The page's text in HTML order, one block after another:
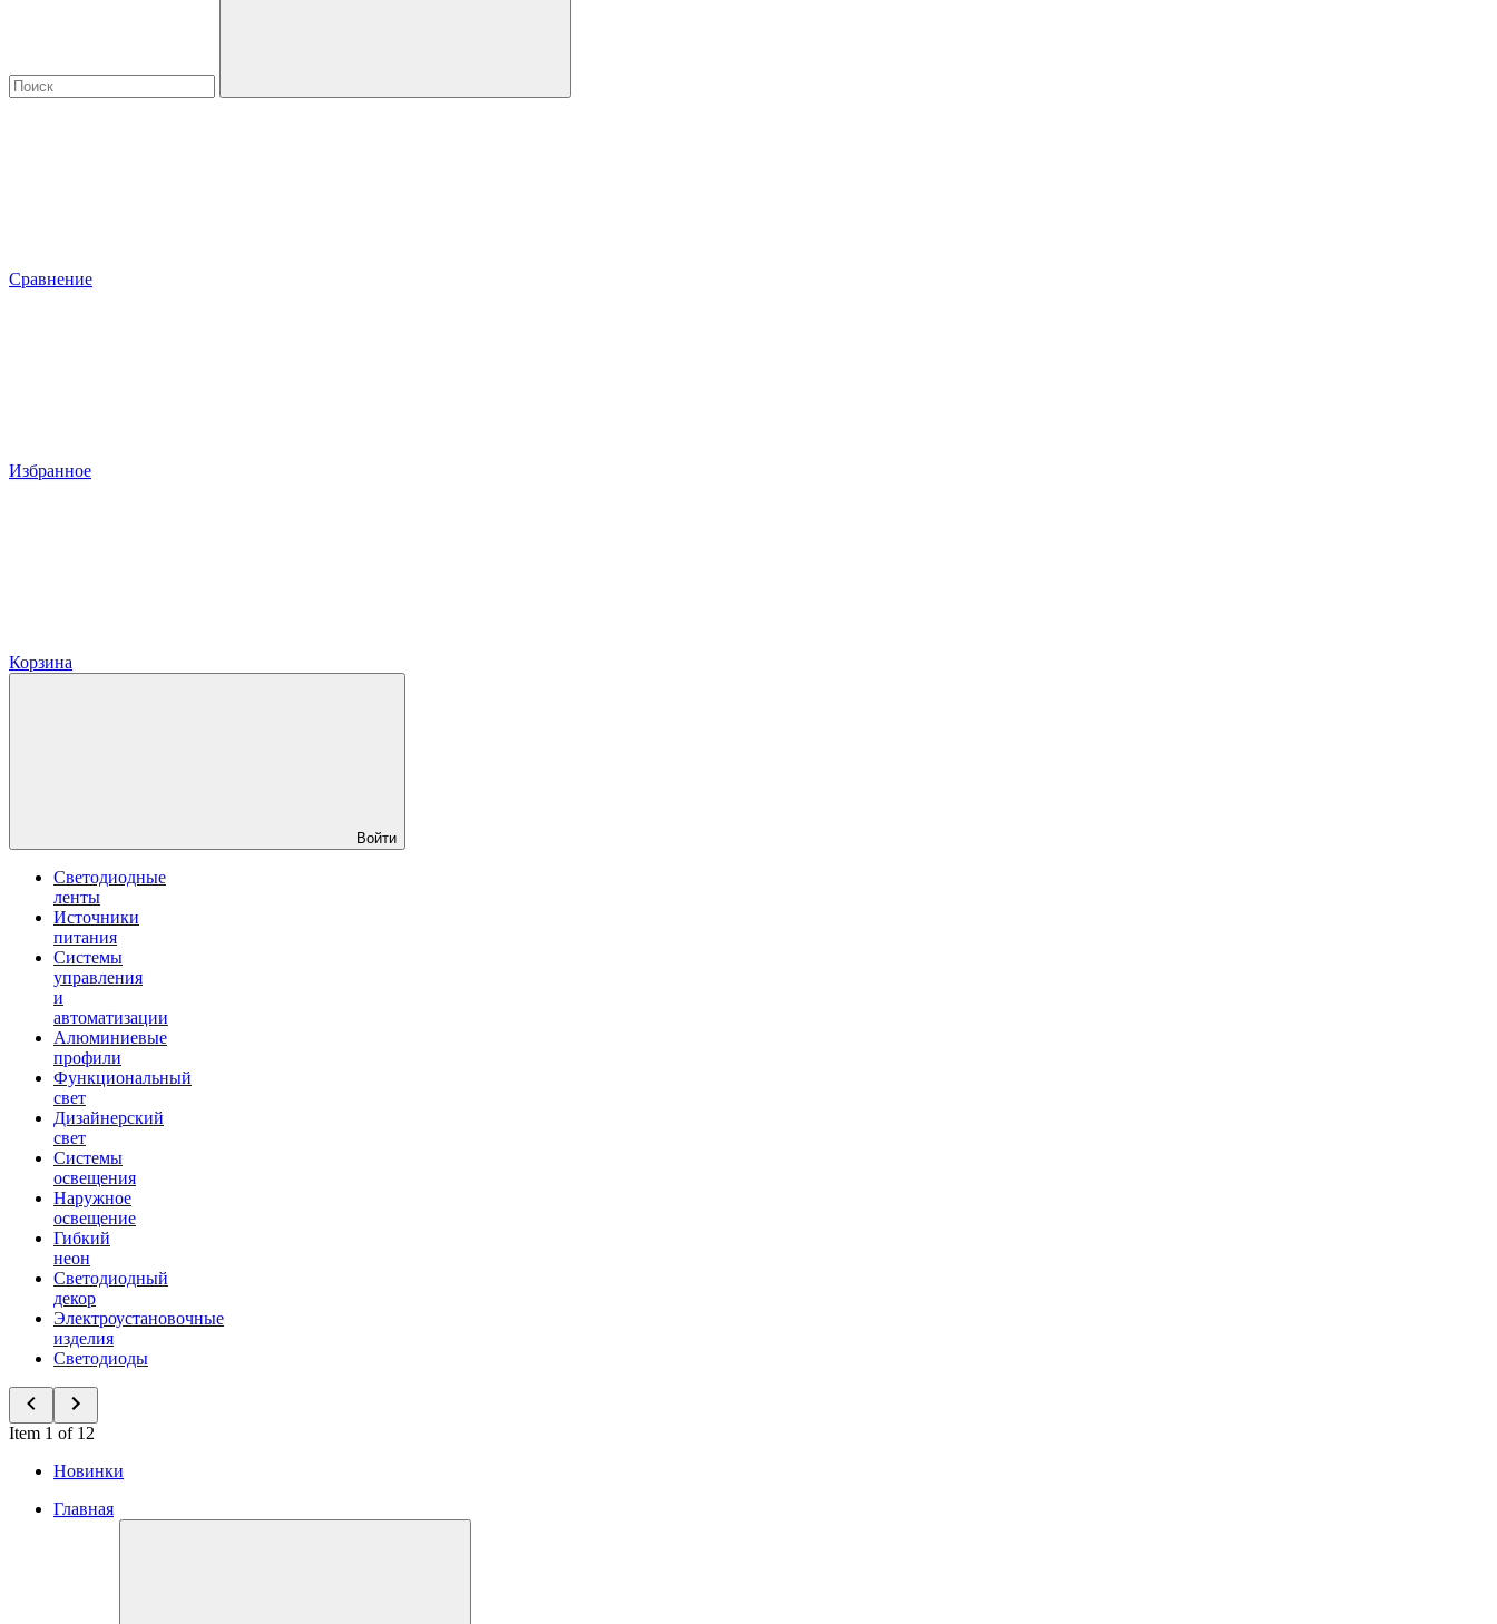
Сравнение
Избранное
Корзина
Войти
Светодиодные
ленты
Источники
питания
Системы
управления
и
автоматизации
Алюминиевые
профили
Функциональный
свет
Дизайнерский
свет
Системы
освещения
Наружное
освещение
Гибкий
неон
Светодиодный
декор
Электроустановочные
изделия
Светодиоды
Item 1 of 12
Новинки
Главная